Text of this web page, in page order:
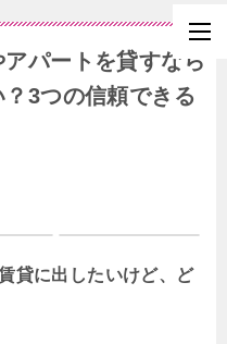
パートを貸すなら
3つの信頼できる
貸に出したいけど、ど